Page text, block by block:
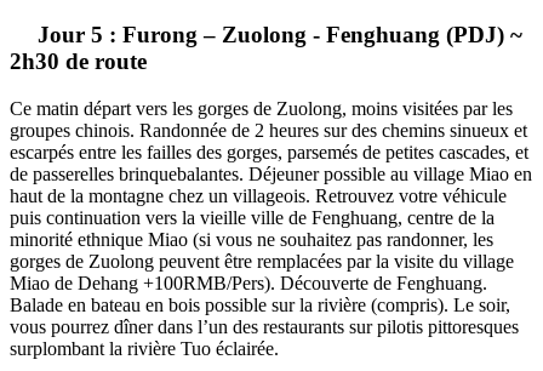
Jour 5 : Furong – Zuolong - Fenghuang (PDJ) ~
2h30 de route
Ce matin départ vers les gorges de Zuolong, moins visitées par les
groupes chinois. Randonnée de 2 heures sur des chemins sinueux et
escarpés entre les failles des gorges, parsemés de petites cascades, et
de passerelles brinquebalantes. Déjeuner possible au village Miao en
haut de la montagne chez un villageois. Retrouvez votre véhicule
puis continuation vers la vieille ville de Fenghuang, centre de la
minorité ethnique Miao (si vous ne souhaitez pas randonner, les
gorges de Zuolong peuvent être remplacées par la visite du village
Miao de Dehang +100RMB/Pers). Découverte de Fenghuang.
Balade en bateau en bois possible sur la rivière (compris). Le soir,
vous pourrez dîner dans l’un des restaurants sur pilotis pittoresques
surplombant la rivière Tuo éclairée.